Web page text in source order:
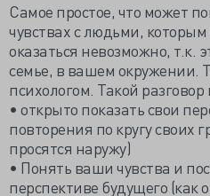
Самое простое, что может
чувствах с людьми,
оказаться невозможно, т.к.
семье, в вашем окружении.
психологом. Такой
• открыто показать свои
повторения по кругу своих
просятся наружу)
• Понять ваши чувства и
перспективе будущего